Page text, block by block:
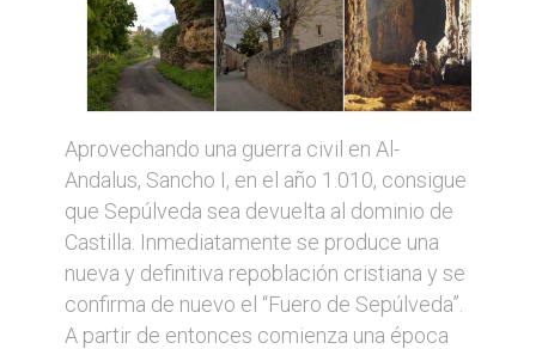
Aprovechando una guerra civil en Al-
Andalus, Sancho I, en el año 1.010, consigue
que Sepúlveda sea devuelta al dominio de
Castilla. Inmediatamente se produce una
nueva y definitiva repoblación cristiana y se
confirma de nuevo el “Fuero de Sepúlveda”.
A partir de entonces comienza una época